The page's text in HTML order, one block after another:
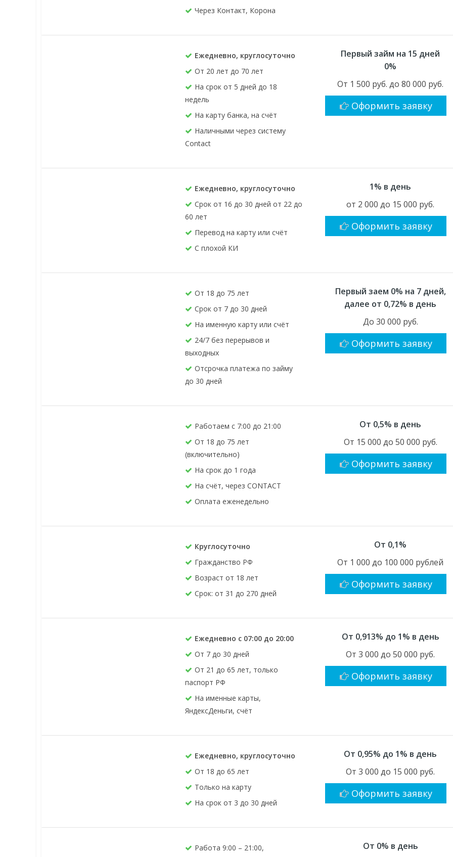
Через Контакт, Корона
Ежедневно, круглосуточно
От 20 лет до 70 лет
На срок от 5 дней до 18
недель
На карту банка, на счёт
Наличными через систему
Contact
Первый займ на 15 дней
0%
От 1 500 руб. до 80 000 руб.
Оформить заявку
Ежедневно, круглосуточно
Срок от 16 до 30 дней от 22 до
60 лет
Перевод на карту или счёт
С плохой КИ
1% в день
от 2 000 до 15 000 руб.
Оформить заявку
От 18 до 75 лет
Срок от 7 до 30 дней
На именную карту или счёт
24/7 без перерывов и
выходных
Отсрочка платежа по займу
до 30 дней
Первый заем 0% на 7 дней,
далее от 0,72% в день
До 30 000 руб.
Оформить заявку
Работаем с 7:00 до 21:00
От 18 до 75 лет
(включительно)
На срок до 1 года
На счёт, через CONTACT
Оплата еженедельно
От 0,5% в день
От 15 000 до 50 000 руб.
Оформить заявку
Круглосуточно
Гражданство РФ
Возраст от 18 лет
Срок: от 31 до 270 дней
От 0,1%
От 1 000 до 100 000 рублей
Оформить заявку
Ежедневно с 07:00 до 20:00
От 7 до 30 дней
От 21 до 65 лет, только
паспорт РФ
На именные карты,
ЯндексДеньги, счёт
От 0,913% до 1% в день
От 3 000 до 50 000 руб.
Оформить заявку
Ежедневно, круглосуточно
От 18 до 65 лет
Только на карту
На срок от 3 до 30 дней
От 0,95% до 1% в день
От 3 000 до 15 000 руб.
Оформить заявку
Работа 9:00 – 21:00,
От 0% в день